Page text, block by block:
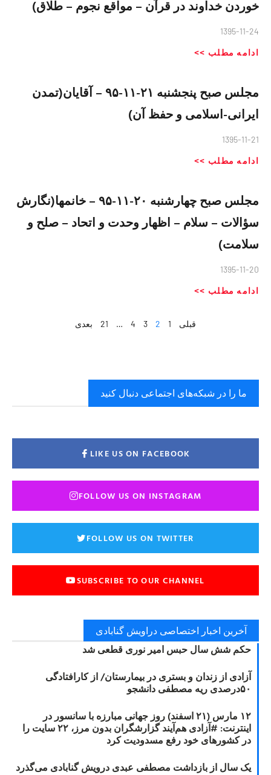
خوردن خداوند در قرآن – مواقع نجوم – طلاق)
1395-11-24
ادامه مطلب >>
مجلس صبح پنجشنبه ٢١-١١-٩۵ – آقایان(تمدن
ایرانی-اسلامی و حفظ آن)
1395-11-21
ادامه مطلب >>
مجلس صبح چهارشنبه ٢٠-١١-٩۵ – خانمها(نگارش
سؤالات – سلام – اظهار وحدت و اتحاد – صلح و
سلامت)
1395-11-20
ادامه مطلب >>
قبلی 1
2
3
4
…
21 بعدی
ما را در شبکه‌های اجتماعی دنبال کنید
LIKE US ON FACEBOOK
FOLLOW US ON INSTAGRAM
FOLLOW US ON TWITTER
SUBSCRIBE TO OUR CHANNEL
آخرین اخبار اختصاصی دراویش گنابادی
حکم شش سال حبس امیر نوری قطعی شد
آزادی از زندان و بستری در بیمارستان/ از کارافتادگی
۵۰درصدی ریه مصطفی دانشجو
۱۲ مارس (۲۱ اسفند) روز جهانی مبارزه با سانسور در
اینترنت: #آزادی هم‌آیند گزارشگران‌ بدون مرز، ۲۲ سایت را
در کشورهای خود رفع مسدودیت کرد
یک سال از بازداشت مصطفی عبدی درویش گنابادی می‌گذرد